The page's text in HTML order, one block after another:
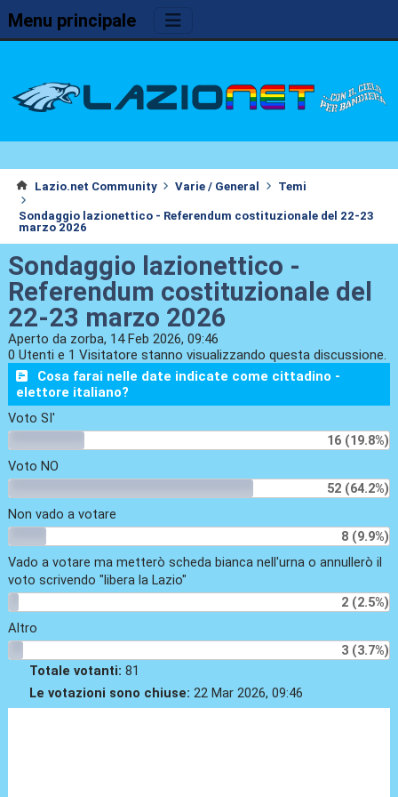
Menu principale
Lazio.net Community Varie / General Temi
Sondaggio lazionettico - Referendum costituzionale del 22-23
marzo 2026
Sondaggio lazionettico -
Referendum costituzionale del
22-23 marzo 2026
Aperto da zorba, 14 Feb 2026, 09:46
0 Utenti e 1 Visitatore stanno visualizzando questa discussione.
Cosa farai nelle date indicate come cittadino -
elettore italiano?
Voto SI'
16 (19.8%)
Voto NO
52 (64.2%)
Non vado a votare
8 (9.9%)
Vado a votare ma metterò scheda bianca nell'urna o annullerò il
voto scrivendo "libera la Lazio"
2 (2.5%)
Altro
3 (3.7%)
Totale votanti: 81
Le votazioni sono chiuse: 22 Mar 2026, 09:46